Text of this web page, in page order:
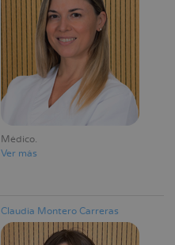
Médico
Ver más
Claudia Montero Carreras